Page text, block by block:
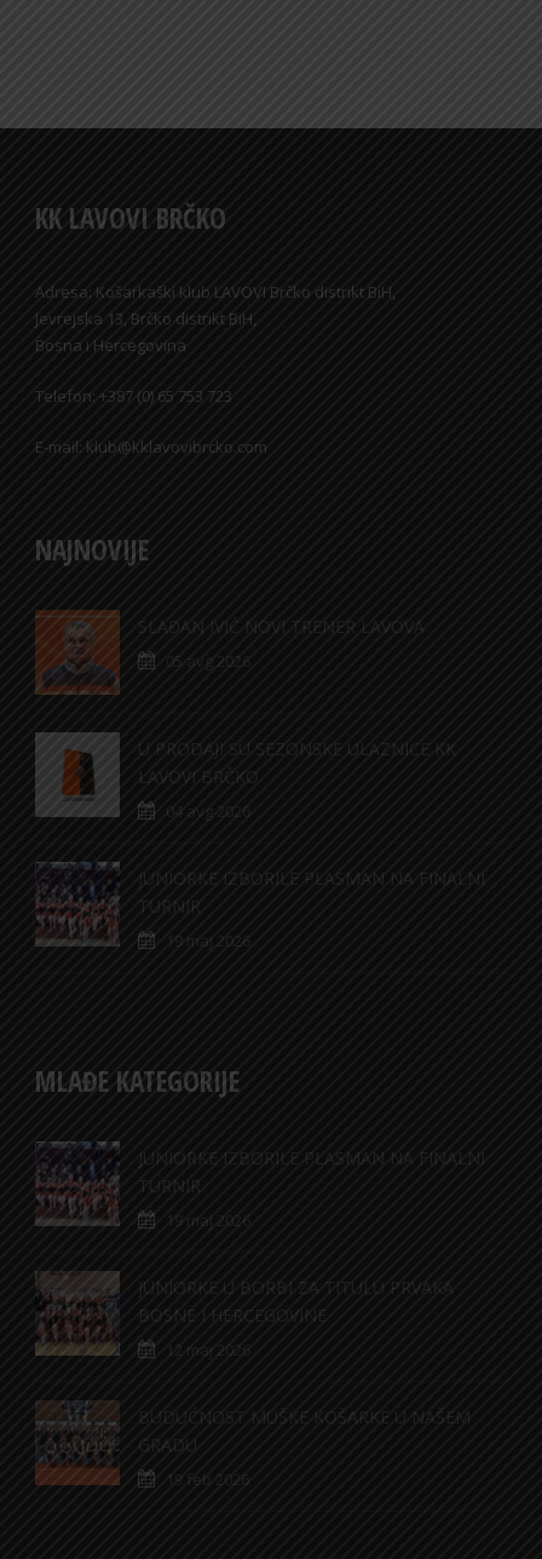
KK LAVOVI BRČKO
Adresa: Košarkaški klub LAVOVI Brčko distrikt BiH,
Jevrejska 13, Brčko distrikt BiH,
Bosna i Hercegovina
Telefon: +387 (0) 65 753 723
E-mail: klub@kklavovibrcko.com
NAJNOVIJE
SLAĐAN IVIĆ NOVI TRENER LAVOVA
05 avg 2026
U PRODAJI SU SEZONSKE ULAZNICE KK
LAVOVI BRČKO
04 avg 2026
JUNIORKE IZBORILE PLASMAN NA FINALNI
TURNIR
19 maj 2026
MLAĐE KATEGORIJE
JUNIORKE IZBORILE PLASMAN NA FINALNI
TURNIR
19 maj 2026
JUNIORKE U BORBI ZA TITULU PRVAKA
BOSNE I HERCEGOVINE
12 maj 2026
BUDUĆNOST MUŠKE KOŠARKE U NAŠEM
GRADU
19 feb 2026